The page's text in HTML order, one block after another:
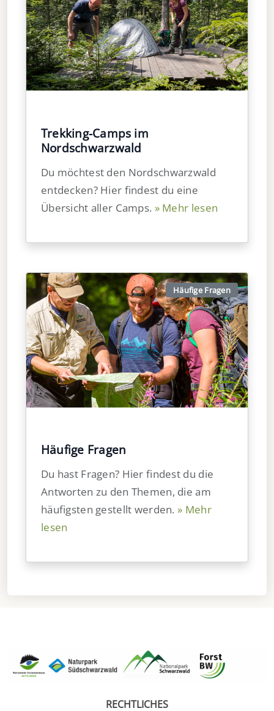
Trekking-Camps im
Nordschwarzwald
Du möchtest den Nordschwarzwald
entdecken? Hier findest du eine
Übersicht aller Camps. » Mehr lesen
Häufige Fragen
Häufige Fragen
Du hast Fragen? Hier findest du die
Antworten zu den Themen, die am
häufigsten gestellt werden. » Mehr
lesen
RECHTLICHES